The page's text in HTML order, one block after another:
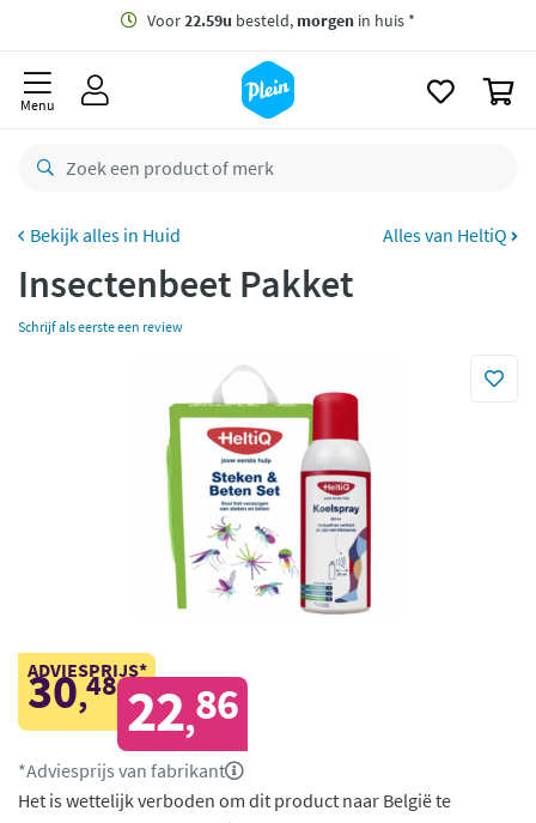
Gratisbezorging vanaf 35,- *
besteld,
retourneren
Betaal met Klarna
Menu
Huid Alles van HeltiQ
Insectenbeet Pakket
Schrijf als eerste een review
ADVIESPRIJS*
30,48 22,86
*Adviesprijs van fabrikant
Het is wettelijk verboden om dit product naar België te